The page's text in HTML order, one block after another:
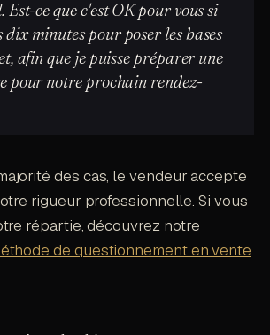
Est-ce que c'est OK pour vous si
dix minutes pour poser les bases
afin que je puisse préparer une
pour notre prochain rendez-
des cas, le vendeur accepte
rigueur professionnelle. Si vous
répartie, découvrez notre
de questionnement en vente